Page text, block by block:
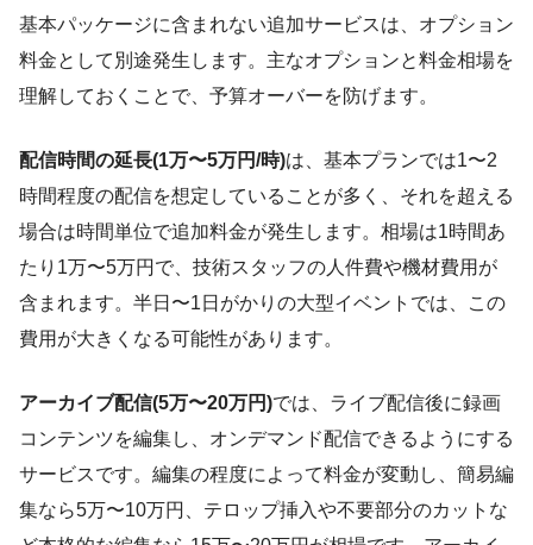
基本パッケージに含まれない追加サービスは、オプション
料金として別途発生します。主なオプションと料金相場を
理解しておくことで、予算オーバーを防げます。
配信時間の延長(1万〜5万円/時)は、基本プランでは1〜2
時間程度の配信を想定していることが多く、それを超える
場合は時間単位で追加料金が発生します。相場は1時間あ
たり1万〜5万円で、技術スタッフの人件費や機材費用が
含まれます。半日〜1日がかりの大型イベントでは、この
費用が大きくなる可能性があります。
アーカイブ配信(5万〜20万円)では、ライブ配信後に録画
コンテンツを編集し、オンデマンド配信できるようにする
サービスです。編集の程度によって料金が変動し、簡易編
集なら5万〜10万円、テロップ挿入や不要部分のカットな